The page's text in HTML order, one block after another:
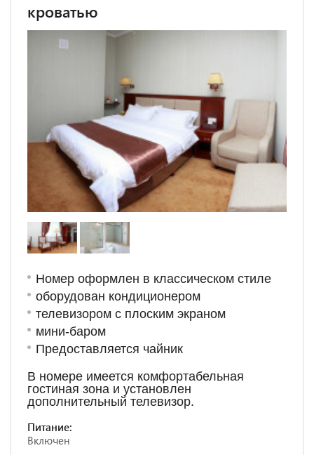
кроватью
Номер оформлен в классическом стиле
оборудован кондиционером
телевизором с плоским экраном
мини-баром
Предоставляется чайник
В номере имеется комфортабельная
гостиная зона и установлен
дополнительный телевизор.
Питание:
Включен